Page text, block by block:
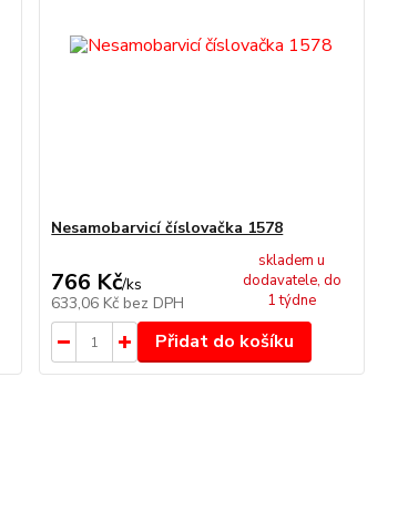
Nesamobarvicí číslovačka 1578
766 Kč/ks
633,06 Kč bez DPH
skladem u
dodavatele, do
1 týdne
Přidat do košíku